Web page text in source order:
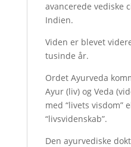
avancerede vediske
Indien.
Viden er blevet
tusinde år.
Ordet Ayurveda
Ayur (liv) og Veda
med “livets visdom”
“livsvidenskab”.
Den ayurvediske